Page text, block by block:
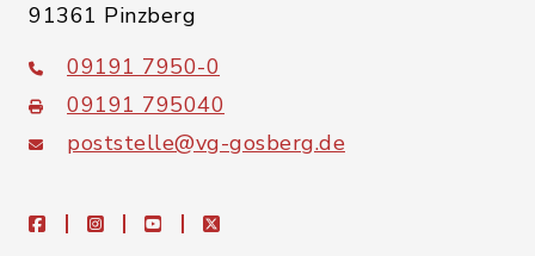
91361 Pinzberg
09191 7950-0
09191 795040
poststelle@vg-gosberg.de
facebookinstagramyoutubeX